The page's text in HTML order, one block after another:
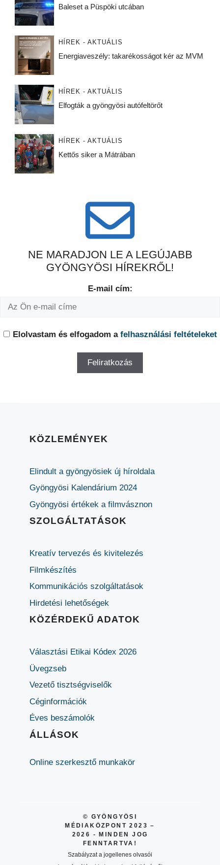
Baleset a Püspöki utcában
HÍREK - AKTUÁLIS
Energiaveszély: takarékosságot kér az MVM
HÍREK - AKTUÁLIS
Elfogták a gyöngyösi autófeltörőt
HÍREK - AKTUÁLIS
Kettős siker a Mátrában
NE MARADJON LE A LEGÚJABB
GYÖNGYÖSI HÍREKRŐL!
E-mail cím:
Elolvastam és elfogadom a felhasználási feltételeket
KÖZLEMÉNYEK
Elindult a gyöngyösiek új híroldala
Gyöngyösi Kalendárium 2024
Gyöngyösi értékek a filmvásznon
SZOLGÁLTATÁSOK
Kreatív tervezés és kivitelezés
Filmkészítés
Kommunikációs szolgáltatások
Hirdetési lehetőségek
KÖZÉRDEKŰ ADATOK
Választási Etikai Kódex 2026
Üvegzseb
Vezető tisztségviselők
Céginformációk
Éves beszámolók
ÁLLÁSOK
Online szerkesztő munkakör
© GYÖNGYÖSI
MÉDIAKÖZPONT 2023 –
2026 - MINDEN JOG
FENNTARTVA!
Szabályzat a jogellenes olvasói